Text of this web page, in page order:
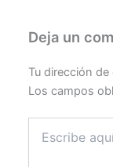
Deja un
Tu dirección
Los campos
aquí...